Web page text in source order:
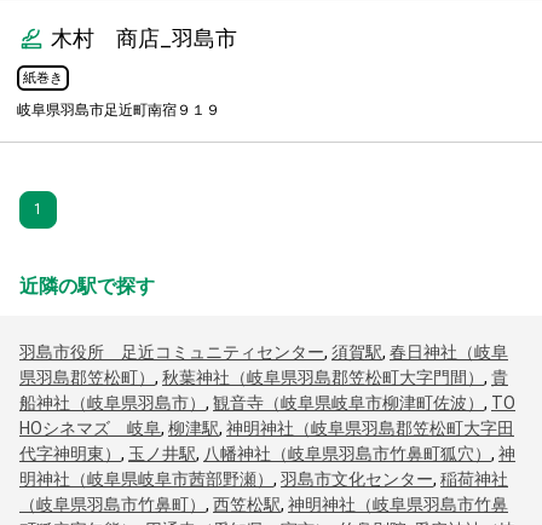
木村 商店_羽島市
紙巻き
岐阜県羽島市足近町南宿９１９
1
近隣の駅で探す
羽島市役所 足近コミュニティセンター, 須賀駅, 春日神社（岐阜
県羽島郡笠松町） , 秋葉神社（岐阜県羽島郡笠松町大字門間） , 貴
船神社（岐阜県羽島市） , 観音寺（岐阜県岐阜市柳津町佐波） , TO
HOシネマズ 岐阜, 柳津駅, 神明神社（岐阜県羽島郡笠松町大字田
代字神明東） , 玉ノ井駅, 八幡神社（岐阜県羽島市竹鼻町狐穴） , 神
明神社（岐阜県岐阜市茜部野瀬） , 羽島市文化センター, 稲荷神社
（岐阜県羽島市竹鼻町） , 西笠松駅, 神明神社（岐阜県羽島市竹鼻